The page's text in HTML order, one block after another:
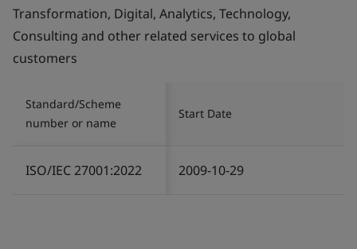
Transformation, Digital, Analytics, Technology,
Consulting and other related services to global
customers
Standard/Scheme
number or name
Start Date
ISO/IEC 27001:2022 2009-10-29